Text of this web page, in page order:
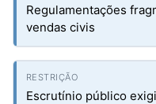
Regulamentações
vendas civis
Escrutínio público